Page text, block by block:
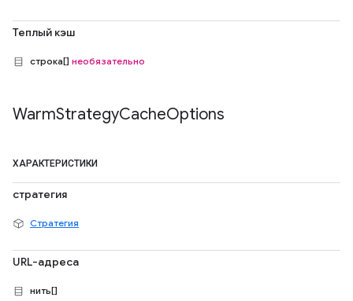
Теплый кэш
строка[] необязательно
WarmStrategyCacheOptions
ХАРАКТЕРИСТИКИ
стратегия
Стратегия
URL-адреса
нить[]